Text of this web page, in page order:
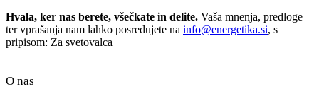
Hvala, ker nas berete, všečkate in delite. Vaša mnenja, predloge
ter vprašanja nam lahko posredujete na info@energetika.si, s
pripisom: Za svetovalca
O nas